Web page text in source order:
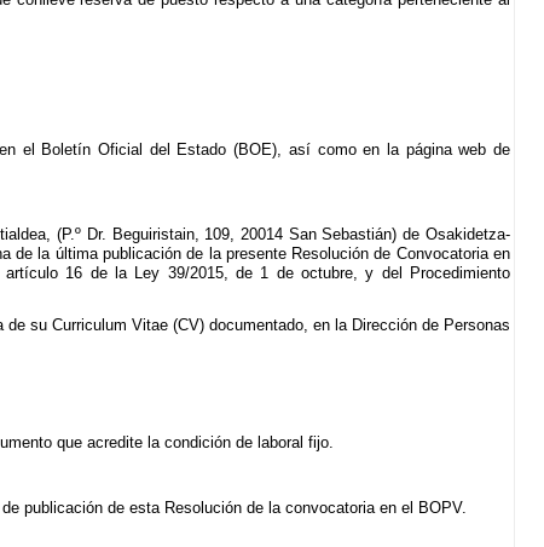
el Boletín Oficial del Estado (BOE), así como en la página web de
(P.º Dr. Beguiristain, 109, 20014 San Sebastián) de Osakidetza-
la última publicación de la presente Resolución de Convocatoria en
16 de la Ley 39/2015, de 1 de octubre, y del Procedimiento
su Curriculum Vitae (CV) documentado, en la Dirección de Personas
que acredite la condición de laboral fijo.
publicación de esta Resolución de la convocatoria en el BOPV.